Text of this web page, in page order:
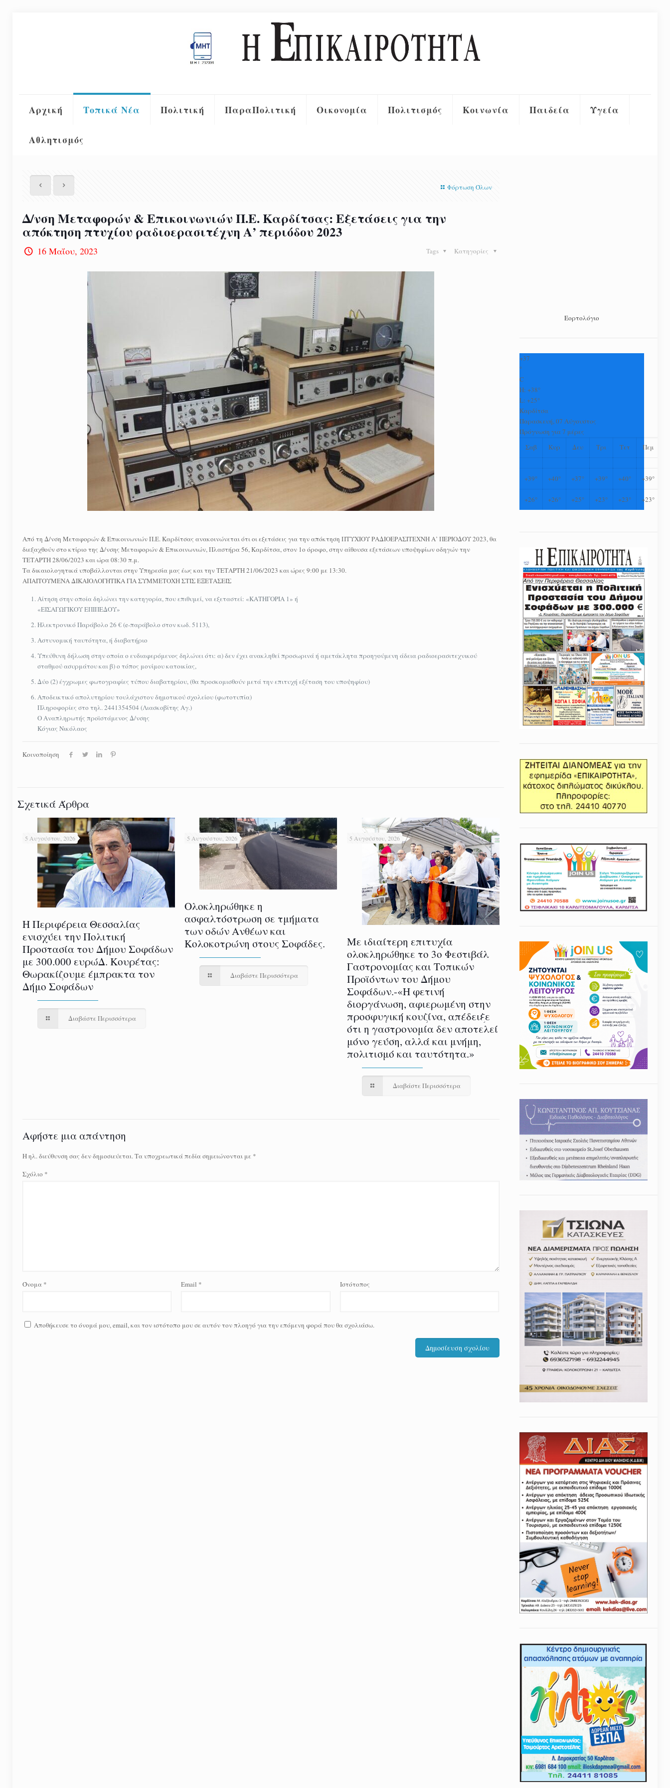
Αρχική Τοπικά Νέα Πολιτική ΠαραΠολιτική Οικονομία Πολιτισμός Κοινωνία Παιδεία Υγεία
Αθλητισμός
Φόρτωση Όλων
Δ/νση Μεταφορών & Επικοινωνιών Π.Ε. Καρδίτσας: Εξετάσεις για την
απόκτηση πτυχίου ραδιοερασιτέχνη Α’ περιόδου 2023
16 Μαΐου, 2023 Κατηγορίες
Tags
Από τη Δ/νση Μεταφορών & Επικοινωνιών Π.Ε. Καρδίτσας ανακοινώνεται ότι οι εξετάσεις για την απόκτηση ΠΤΥΧΙΟΥ ΡΑΔΙΟΕΡΑΣΙΤΕΧΝΗ Α’ ΠΕΡΙΟΔΟΥ 2023, θα
διεξαχθούν στο κτίριο της Δ/νσης Μεταφορών & Επικοινωνιών, Πλαστήρα 56, Καρδίτσα, στον 1ο όροφο, στην αίθουσα εξετάσεων υποψηφίων οδηγών την
ΤΕΤΑΡΤΗ 28/06/2023 και ώρα 08:30 π.μ.
Τα δικαιολογητικά υποβάλλονται στην Υπηρεσία μας έως και την ΤΕΤΑΡΤΗ 21/06/2023 και ώρες 9:00 με 13:30.
ΑΠΑΙΤΟΥΜΕΝΑ ΔΙΚΑΙΟΛΟΓΗΤΙΚΑ ΓΙΑ ΣΥΜΜΕΤΟΧΗ ΣΤΙΣ ΕΞΕΤΑΣΕΙΣ
Αίτηση στην οποία δηλώνει την κατηγορία, που επιθυμεί, να εξεταστεί: «ΚΑΤΗΓΟΡΙΑ 1» ή
«ΕΙΣΑΓΩΓΙΚΟΥ ΕΠΙΠΕΔΟΥ»
Ηλεκτρονικό Παράβολο 26 € (e-παράβολο στον κωδ. 5113),
Αστυνομική ταυτότητα, ή διαβατήριο
Υπεύθυνη δήλωση στην οποία ο ενδιαφερόμενος δηλώνει ότι: α) δεν έχει ανακληθεί προσωρινά ή αμετάκλητα προηγούμενη άδεια ραδιοερασιτεχνικού
σταθμού ασυρμάτου και β) ο τόπος μονίμου κατοικίας,
Δύο (2) έγχρωμες φωτογραφίες τύπου διαβατηρίου, (θα προσκομισθούν μετά την επιτυχή εξέταση του υποψηφίου)
Αποδεικτικό απολυτηρίου τουλάχιστον δημοτικού σχολείου (φωτοτυπία)
Πληροφορίες στο τηλ. 2441354504 (Λιασκοβίτης Αγ.)
O Αναπληρωτής προϊστάμενος Δ/νσης
Κόγιας Νικόλαος
Κοινοποίηση
Σχετικά Άρθρα
5 Αυγούστου, 2026
Η Περιφέρεια Θεσσαλίας
ενισχύει την Πολιτική
Προστασία του Δήμου Σοφάδων
με 300.000 ευρώΔ. Κουρέτας:
Θωρακίζουμε έμπρακτα τον
Δήμο Σοφάδων
Διαβάστε Περισσότερα
5 Αυγούστου, 2026
Ολοκληρώθηκε η
ασφαλτόστρωση σε τμήματα
των οδών Ανθέων και
Κολοκοτρώνη στους Σοφάδες.
Διαβάστε Περισσότερα
5 Αυγούστου, 2026
Με ιδιαίτερη επιτυχία
ολοκληρώθηκε το 3ο Φεστιβάλ
Γαστρονομίας και Τοπικών
Προϊόντων του Δήμου
Σοφάδων.-«Η φετινή
διοργάνωση, αφιερωμένη στην
προσφυγική κουζίνα, απέδειξε
ότι η γαστρονομία δεν αποτελεί
μόνο γεύση, αλλά και μνήμη,
πολιτισμό και ταυτότητα.»
Διαβάστε Περισσότερα
Αφήστε μια απάντηση
Η ηλ. διεύθυνση σας δεν δημοσιεύεται.Τα υποχρεωτικά πεδία σημειώνονται με *
Σχόλιο *
Όνομα * Email * Ιστότοπος
Αποθήκευσε το όνομά μου, email, και τον ιστότοπο μου σε αυτόν τον πλοηγό για την επόμενη φορά που θα σχολιάσω.
Εορτολόγιο
+37
°
C
H:+38°
L:+25°
Καρδίτσα
Παρασκευή, 07 Αύγουστος
Πρόγνωση για 7 μέρες
Σαβ
Κυρ Δευ Τρι Τετ Πεμ
+39° +40° +37° +39° +40° +39°
+26° +26° +25° +23° +23° +23°